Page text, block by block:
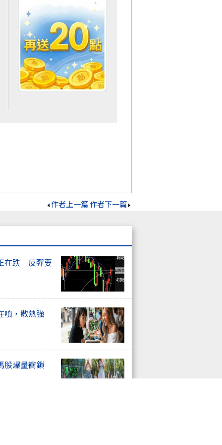
作者上一篇作者下一篇
在跌 反彈要
噴，散熱強
股爆量衝鎖